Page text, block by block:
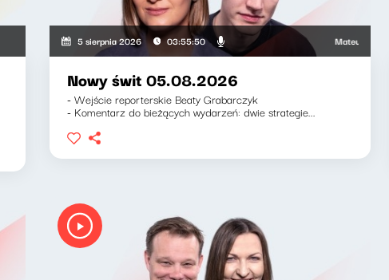
5 sierpnia 2026 03:55:50 Mateusz
Nowy świt 05.08.2026
- Wejście reporterskie Beaty Grabarczyk
- Komentarz do bieżących wydarzeń: dwie strategie...